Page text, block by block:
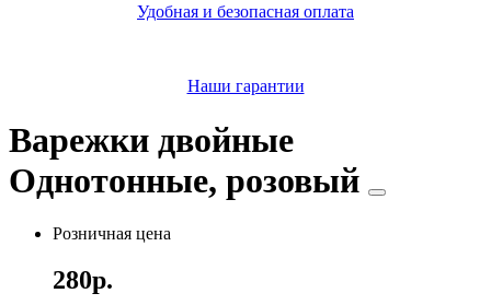
Удобная и безопасная оплата
Наши гарантии
Варежки двойные
Однотонные, розовый
Розничная цена
280р.